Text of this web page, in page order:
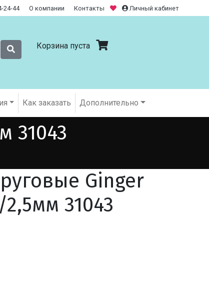
24-44 О компании Контакты Личный кабинет
Корзина пуста
Как заказать Дополнительно
31043
Ginger
31043